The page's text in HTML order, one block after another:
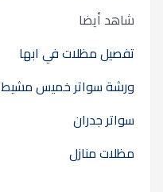
شاهد أيضا
تفصيل مظلات في ابها
ورشة سواتر خميس مشيط
سواتر جدران
مظلات منازل